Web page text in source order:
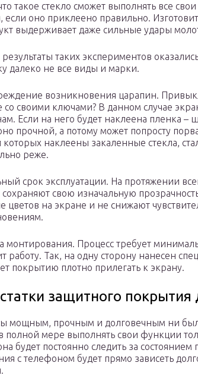
такое стекло сможет выполнять все
если оно приклеено правильно.
выдерживает даже сильные удары
таких экспериментов
далеко не все виды и марки.
возникновения царапин.
со своими ключами? В данном случае
Если на него будет наклеена пленка –
прочной, а потому может попросту
которых наклеены закаленные стекла,
реже.
срок эксплуатации. На протяжении
сохраняют свою изначальную
цветов на экране и не снижают
монтирования. Процесс требует
работу. Так, на одну сторону нанесен
покрытию плотно прилегать к экрану.
защитного покрытия
мощным, прочным и долговечным ни был
полной мере выполнять свои функции
будет постоянно следить за
с телефоном будет прямо зависеть